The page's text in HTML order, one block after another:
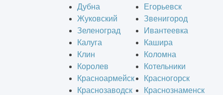
Дубна
Егорьевск
Жуковский
Звенигород
Зеленоград
Ивантеевка
Калуга
Кашира
Клин
Коломна
Королев
Котельники
Красноармейск
Красногорск
Краснозаводск
Краснознаменск